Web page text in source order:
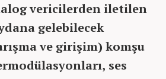
vericilerden iletilen
gelebilecek
ve girişim) komşu
ses